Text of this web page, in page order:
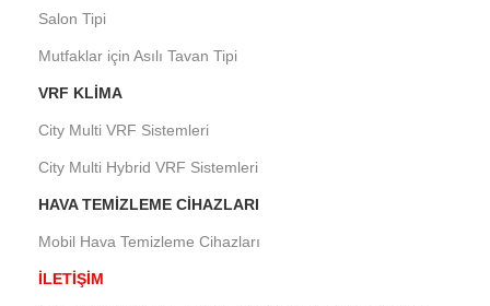
Salon Tipi
Mutfaklar için Asılı Tavan Tipi
VRF KLIMA
City Multi VRF Sistemleri
City Multi Hybrid VRF Sistemleri
HAVA TEMIZLEME CIHAZLARI
Mobil Hava Temizleme Cihazları
İLETİŞİM